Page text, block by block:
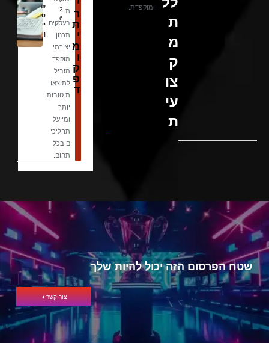
ת
מ
ק
צו
עי
ת
ומוקפדת.
י
ר
ת
י
מ
ו
ק
פ
ד
2
6
ת
בעסקים.
תכנון
יצירתי
מוקפד
מוביל
לתוצאו
ת טובות
יותר
ומייעל
תהליכי
ם בכל
תחום.
ש
ט
יי
ן
שטח הפרסום הזה יכול להיות שלך
צור קשר